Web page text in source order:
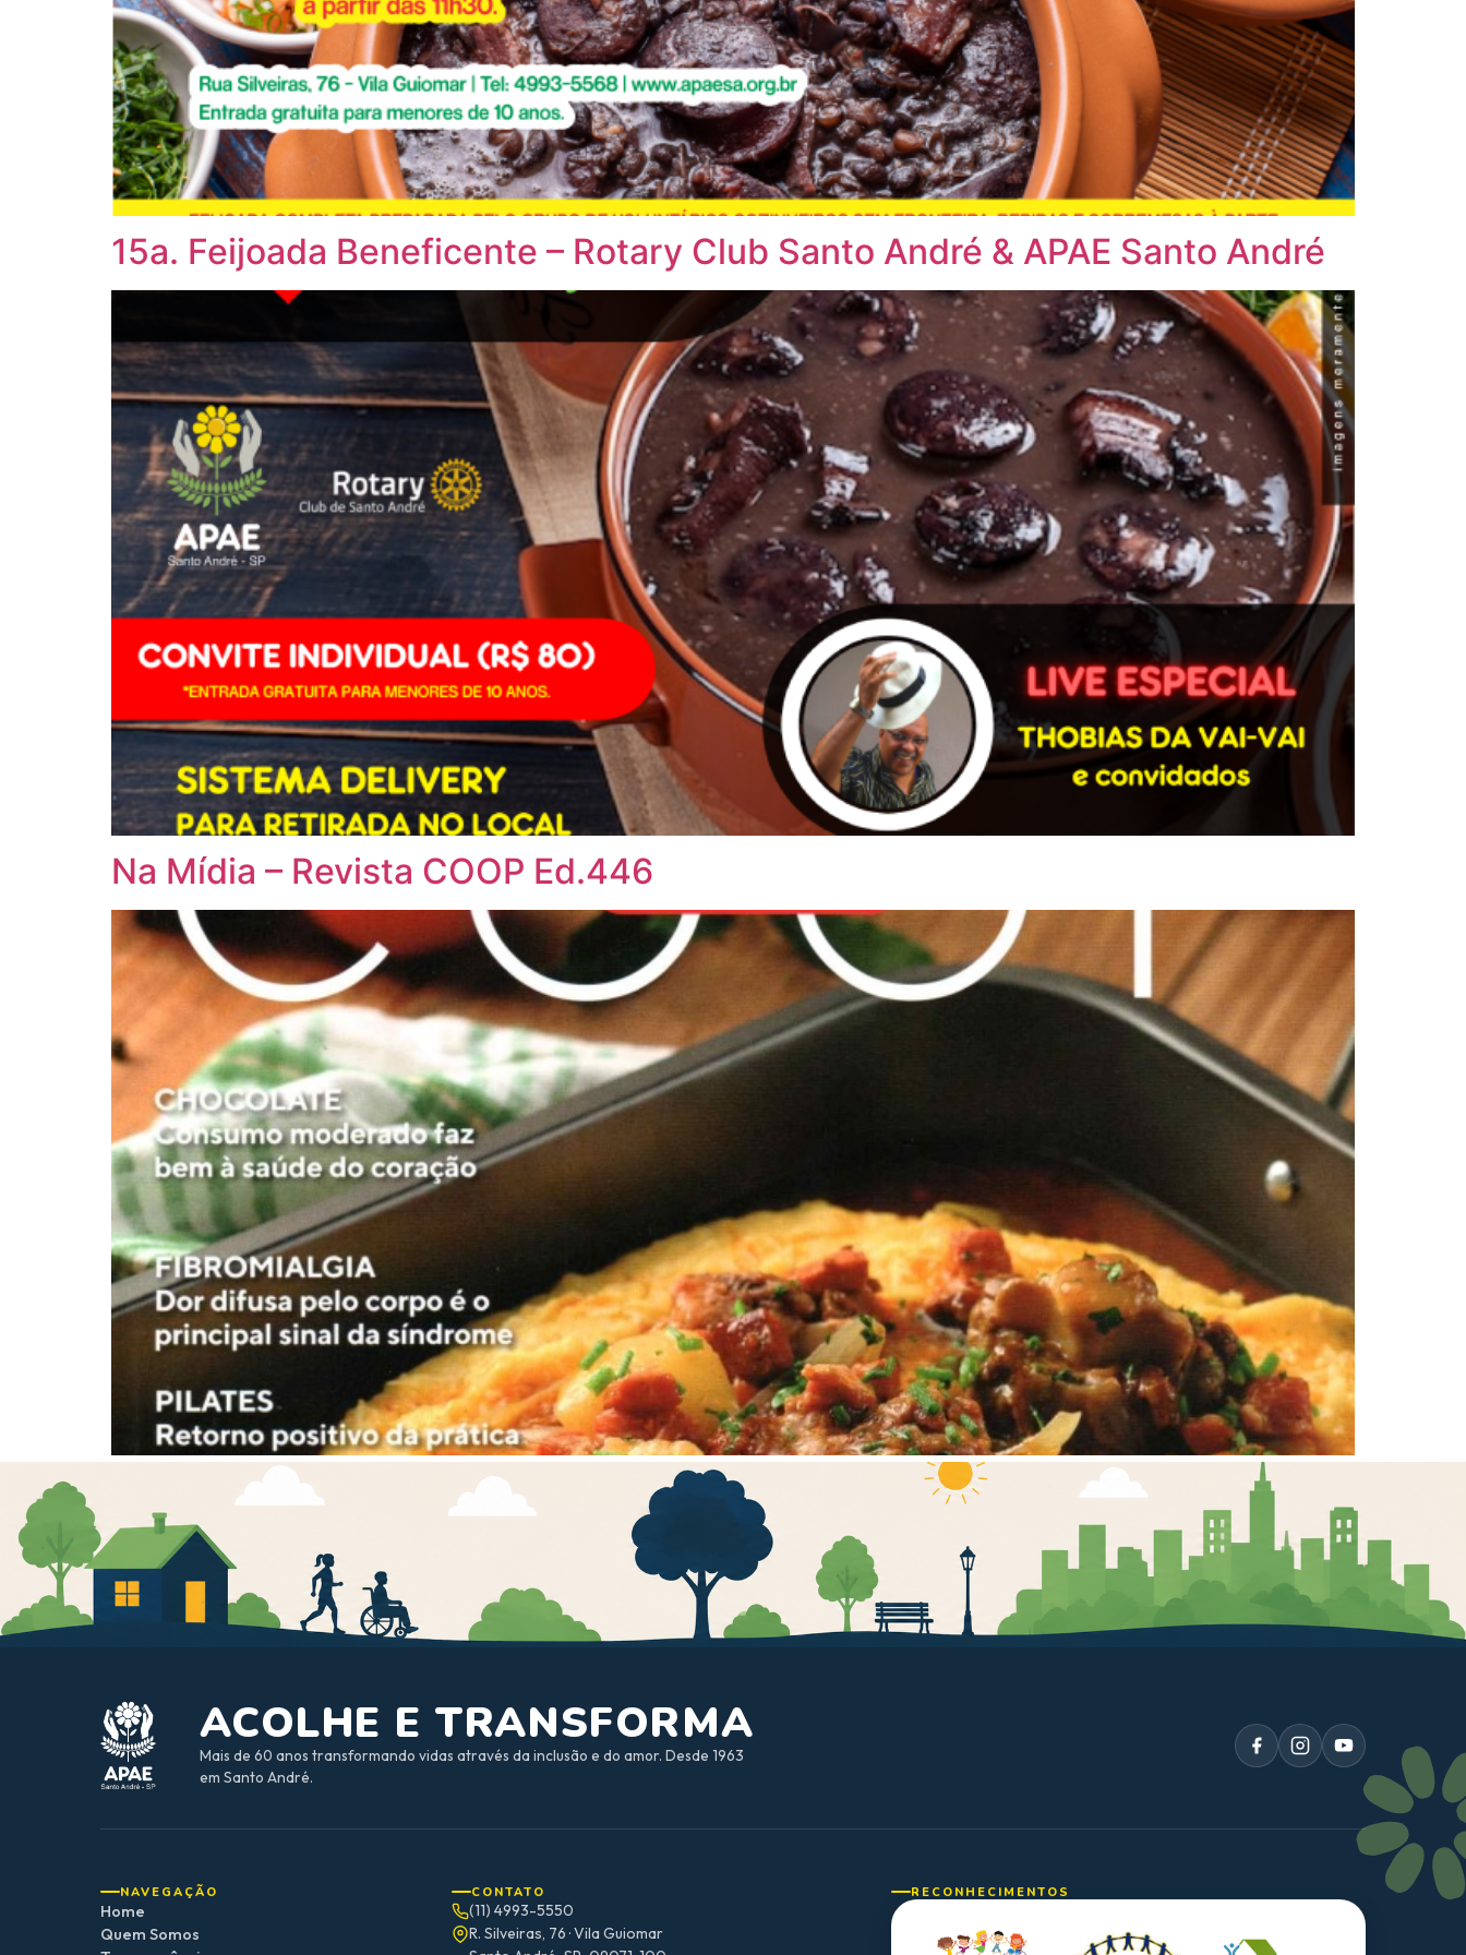
15a. Feijoada Beneficente – Rotary Club Santo André & APAE Santo André
Na Mídia – Revista COOP Ed.446
ACOLHE E TRANSFORMA
Mais de 60 anos transformando vidas através da inclusão e do amor. Desde 1963
em Santo André.
NAVEGAÇÃO
Home
Quem Somos
CONTATO
(11) 4993-5550
R. Silveiras, 76 · Vila Guiomar
RECONHECIMENTOS